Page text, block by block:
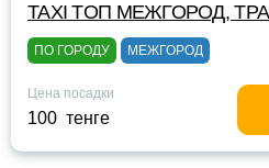
TAXI TOП МЕЖГОРОД,
ПО ГОРОДУ МЕЖГОРОД
Цена посадки
100 тенге